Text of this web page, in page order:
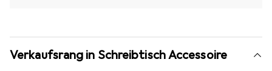
Verkaufsrang in Schreibtisch Accessoire